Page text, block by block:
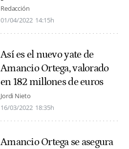
Redacción
01/04/2022 14:15h
Así es el nuevo yate de
Amancio Ortega, valorado
en 182 millones de euros
Jordi Nieto
16/03/2022 18:35h
Amancio Ortega se asegura